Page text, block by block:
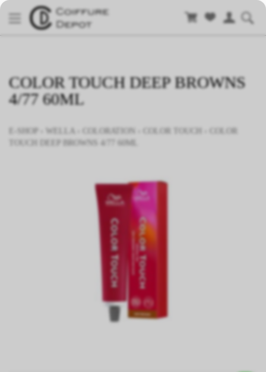
COLOR TOUCH DEEP BROWNS
4/77 60ML
WELLA
TOUCH DEEP BROWNS 4/77 60ML